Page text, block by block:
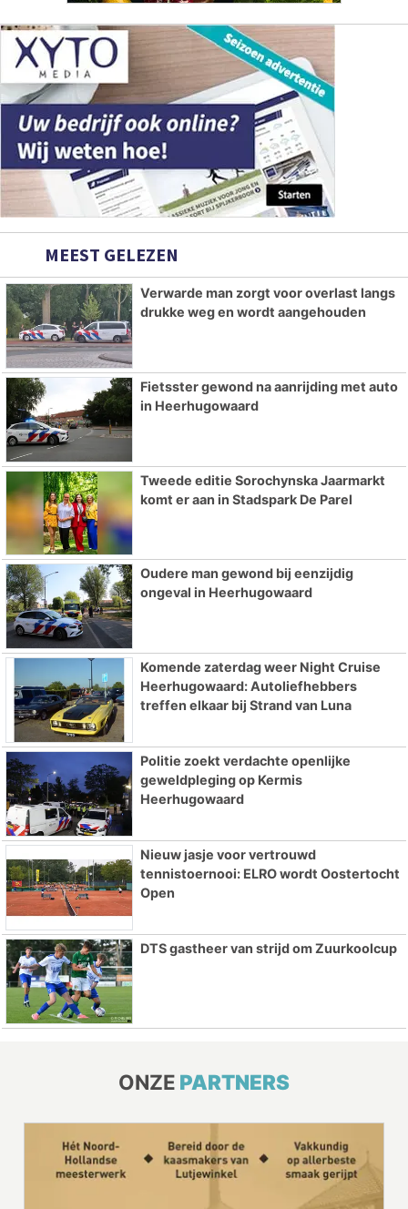
MEEST GELEZEN
Verwarde man zorgt voor overlast langs
drukke weg en wordt aangehouden
Fietsster gewond na aanrijding met auto
in Heerhugowaard
Tweede editie Sorochynska Jaarmarkt
komt er aan in Stadspark De Parel
Oudere man gewond bij eenzijdig
ongeval in Heerhugowaard
Komende zaterdag weer Night Cruise
Heerhugowaard: Autoliefhebbers
treffen elkaar bij Strand van Luna
Politie zoekt verdachte openlijke
geweldpleging op Kermis
Heerhugowaard
Nieuw jasje voor vertrouwd
tennistoernooi: ELRO wordt Oostertocht
Open
DTS gastheer van strijd om Zuurkoolcup
ONZE PARTNERS